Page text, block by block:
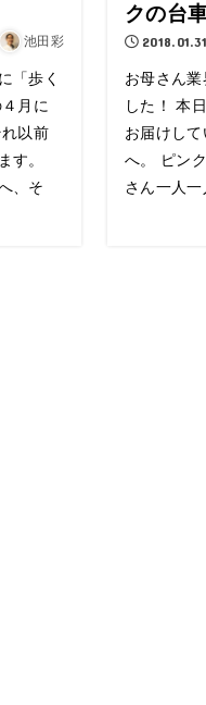
池田彩
「歩く
月に
以前
す。
、そ
クの台
2018.01.31
お母さん
した！ 本
お届けし
へ。 ピン
さん一人一